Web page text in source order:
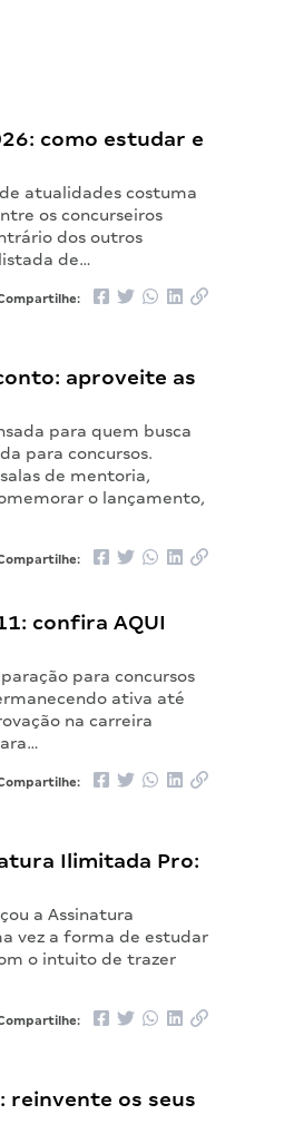
como estudar e
atualidades costuma
os concurseiros
dos outros
de…
aproveite as
para quem busca
para concursos.
de mentoria,
o lançamento,
confira AQUI
para concursos
ativa até
na carreira
Ilimitada Pro:
a Assinatura
vez a forma de estudar
o intuito de trazer
reinvente os seus